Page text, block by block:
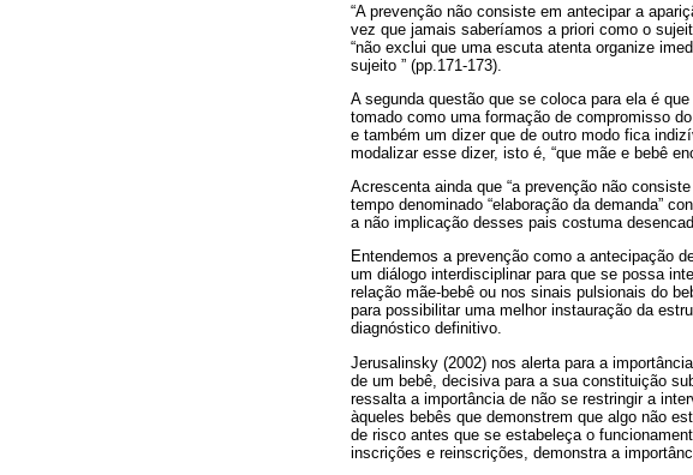
“A prevenção não consiste em antecipar a
vez que jamais saberíamos a priori como o
“não exclui que uma escuta atenta organize
sujeito ” (pp.171-173).
A segunda questão que se coloca para ela é
tomado como uma formação de compromisso
e também um dizer que de outro modo fica
modalizar esse dizer, isto é, “que mãe e bebê
Acrescenta ainda que “a prevenção não
tempo denominado “elaboração da demanda”
a não implicação desses pais costuma
Entendemos a prevenção como a antecipação
um diálogo interdisciplinar para que se possa
relação mãe-bebê ou nos sinais pulsionais do
para possibilitar uma melhor instauração da
diagnóstico definitivo.
Jerusalinsky (2002) nos alerta para a
de um bebê, decisiva para a sua constituição
ressalta a importância de não se restringir a
àqueles bebês que demonstrem que algo não
de risco antes que se estabeleça o
inscrições e reinscrições, demonstra a